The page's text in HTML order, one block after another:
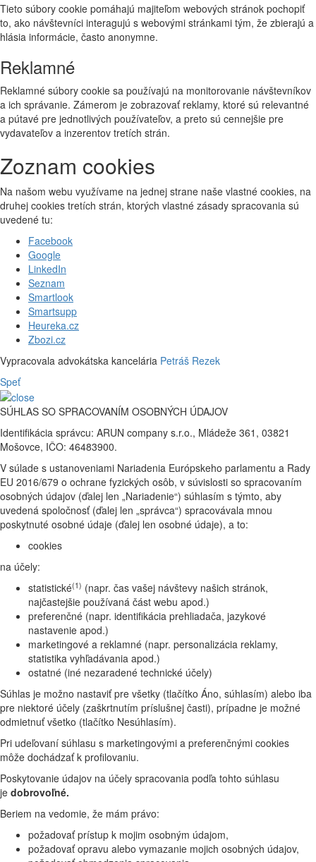
Tieto súbory cookie pomáhajú majiteľom webových stránok pochopiť
to, ako návštevníci interagujú s webovými stránkami tým, že zbierajú a
hlásia informácie, často anonymne.
Reklamné
Reklamné súbory cookie sa používajú na monitorovanie návštevníkov
a ich správanie. Zámerom je zobrazovať reklamy, ktoré sú relevantné
a pútavé pre jednotlivých používateľov, a preto sú cennejšie pre
vydavateľov a inzerentov tretích strán.
Zoznam cookies
Na našom webu využívame na jednej strane naše vlastné cookies, na
druhej cookies tretích strán, ktorých vlastné zásady spracovania sú
uvedené tu:
Facebook
Google
LinkedIn
Seznam
Smartlook
Smartsupp
Heureka.cz
Zbozi.cz
Vypracovala advokátska kancelária Petráš Rezek
Speť
SÚHLAS SO SPRACOVANÍM OSOBNÝCH ÚDAJOV
Identifikácia správcu: ARUN company s.r.o., Mládeže 361, 03821
Mošovce, IČO: 46483900.
V súlade s ustanoveniami Nariadenia Európskeho parlamentu a Rady
EU 2016/679 o ochrane fyzických osôb, v súvislosti so spracovaním
osobných údajov (ďalej len „Nariadenie“) súhlasím s týmto, aby
uvedená spoločnosť (ďalej len „správca“) spracovávala mnou
poskytnuté osobné údaje (ďalej len osobné údaje), a to:
cookies
na účely:
statistické(1) (napr. čas vašej návštevy našich stránok,
najčastejšie používaná část webu apod.)
preferenčné (napr. identifikácia prehliadača, jazykové
nastavenie apod.)
marketingové a reklamné (napr. personalizácia reklamy,
statistika vyhľadávania apod.)
ostatné (iné nezaradené technické účely)
Súhlas je možno nastaviť pre všetky (tlačítko Áno, súhlasím) alebo iba
pre niektoré účely (zaškrtnutím príslušnej časti), prípadne je možné
odmietnuť všetko (tlačítko Nesúhlasím).
Pri udeľovaní súhlasu s marketingovými a preferenčnými cookies
môže dochádzať k profilovaniu.
Poskytovanie údajov na účely spracovania podľa tohto súhlasu
je dobrovoľné.
Beriem na vedomie, že mám právo:
požadovať prístup k mojim osobným údajom,
požadovať opravu alebo vymazanie mojich osobných údajov,